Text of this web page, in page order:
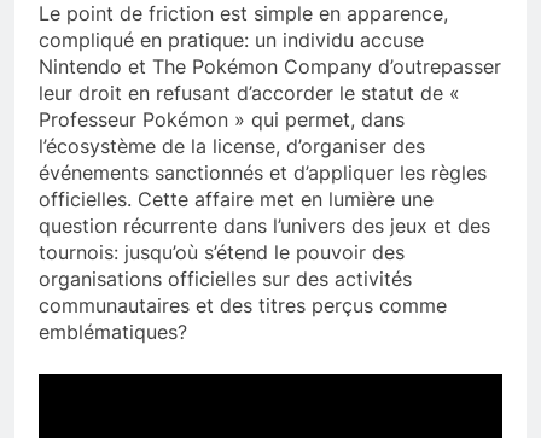
Le point de friction est simple en apparence,
compliqué en pratique: un individu accuse
Nintendo et The Pokémon Company d’outrepasser
leur droit en refusant d’accorder le statut de «
Professeur Pokémon » qui permet, dans
l’écosystème de la license, d’organiser des
événements sanctionnés et d’appliquer les règles
officielles. Cette affaire met en lumière une
question récurrente dans l’univers des jeux et des
tournois: jusqu’où s’étend le pouvoir des
organisations officielles sur des activités
communautaires et des titres perçus comme
emblématiques?